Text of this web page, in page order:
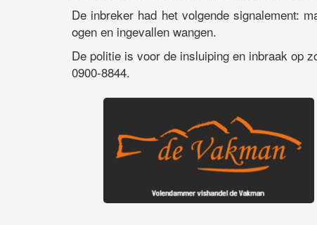
De inbreker had het volgende signalement:
ogen en ingevallen wangen.
De politie is voor de insluiping en inbraak op
0900-8844.